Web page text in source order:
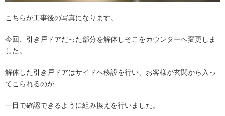
こちらが工事後の写真になります。
今回、引き戸ドアだった部分を解体しそこをカウンターへ変更しま
した。
解体した引き戸ドアはサイドへ移設を行い、お客様が玄関から入っ
てこられるのが
一目で確認できるように組み換えを行いました。